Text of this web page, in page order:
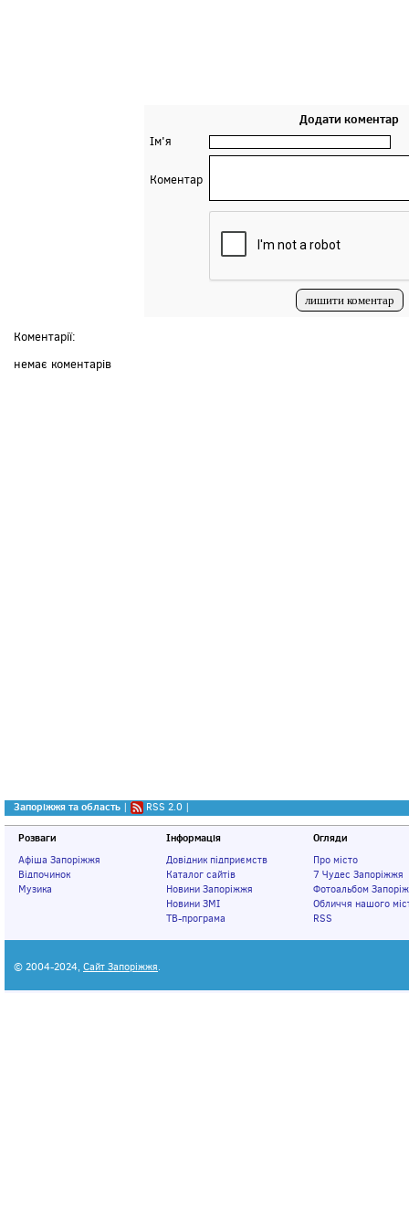
Додати коментар
Ім'я
Коментар
Коментарії:
немає коментарів
Запоріжжя та область | RSS 2.0 |
Розваги
Афіша Запоріжжя
Відпочинок
Музика
Інформація
Довідник підприємств
Каталог сайтів
Новини Запоріжжя
Новини ЗМІ
ТВ-програма
Огляди
Про місто
7 Чудес Запоріжжя
Фотоальбом
Обличчя нашого
RSS
© 2004-2024, Сайт Запоріжжя.